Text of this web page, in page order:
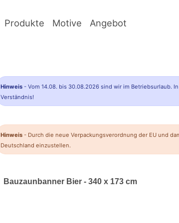
Produkte Motive Angebot
Hinweis - Vom 14.08. bis 30.08.2026 sind wir im Betriebsurlaub.
Verständnis!
Hinweis - Durch die neue Verpackungsverordnung der EU und
Deutschland einzustellen.
Bauzaunbanner Bier - 340 x 173 cm